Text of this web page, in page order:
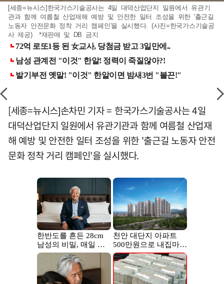
[세종=뉴시스]한국가스기술공사는 4일 대덕산업단지 일원에서 유관기
관과 함께 여름철 산업재해 예방 및 안전한 일터 조성을 위한 '출근길
노동자 안전문화 정착 거리 캠페인'을 실시했다. (사진=한국가스기술공
사 제공) *재판매 및 DB 금지
[세종=뉴시스]손차민 기자 = 한국가스기술공사는 4일
대덕산업단지 일원에서 유관기관과 함께 여름철 산업재
해 예방 및 안전한 일터 조성을 위한 '출근길 노동자 안전
문화 정착 거리 캠페인'을 실시했다.